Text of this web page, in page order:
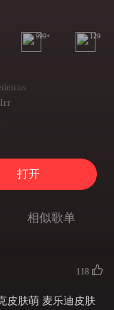
999+ 129
Irr
宝贝
yeah)
(哦耶)
me feel alive.
打开
相似歌单
118
皮肤萌 麦乐迪皮肤